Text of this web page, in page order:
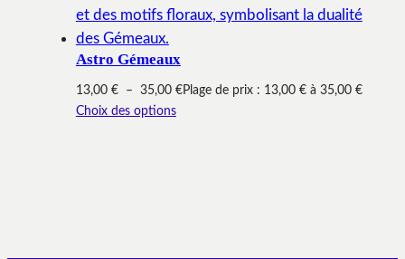
Astro Gémeaux
13,00 € – 35,00 €Plage de prix : 13,00 € à 35,00 €
Choix des options